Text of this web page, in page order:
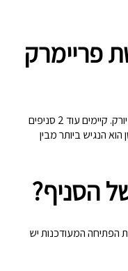
פריימרק
הסניף החדש במנהטן הוא הסניף השלישי בניו יורק. קיימים עוד 2 סניפים
הנגיש ביותר מבין
הסניף?
הפתיחה המעודכנות יש